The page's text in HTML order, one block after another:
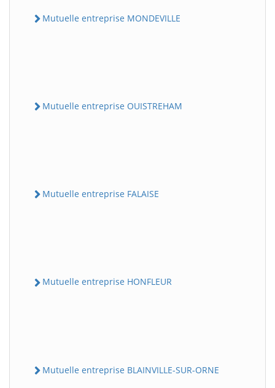
Mutuelle entreprise MONDEVILLE
Mutuelle entreprise OUISTREHAM
Mutuelle entreprise FALAISE
Mutuelle entreprise HONFLEUR
Mutuelle entreprise BLAINVILLE-SUR-ORNE